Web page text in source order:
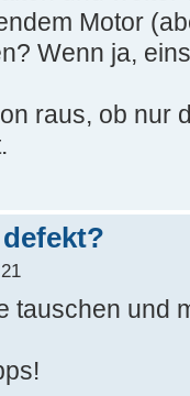
Motor
Wenn ja,
raus, ob nur
tauschen und